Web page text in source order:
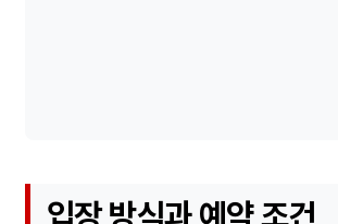
입장 방식과 예약 조건